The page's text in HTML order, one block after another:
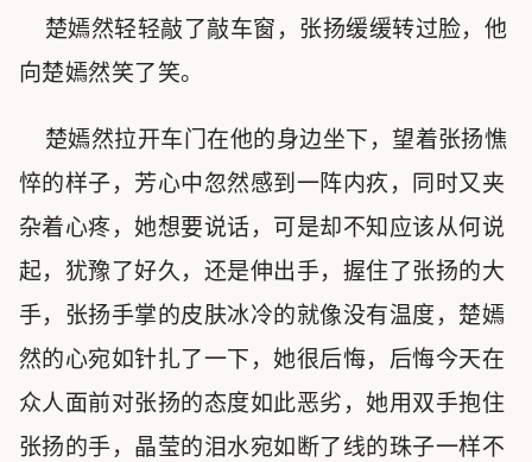
楚嫣然轻轻敲了敲车窗，张扬缓缓转过脸，他
向楚嫣然笑了笑。
楚嫣然拉开车门在他的身边坐下，望着张扬憔
悴的样子，芳心中忽然感到一阵内疚，同时又夹
杂着心疼，她想要说话，可是却不知应该从何说
起，犹豫了好久，还是伸出手，握住了张扬的大
手，张扬手掌的皮肤冰冷的就像没有温度，楚嫣
然的心宛如针扎了一下，她很后悔，后悔今天在
众人面前对张扬的态度如此恶劣，她用双手抱住
张扬的手，晶莹的泪水宛如断了线的珠子一样不